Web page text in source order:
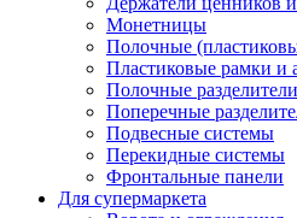
Монетницы
Полочные
Пластиковые рамки и
Полочные разделители
Поперечные
Подвесные системы
Перекидные системы
Фронтальные панели
Для супермаркета